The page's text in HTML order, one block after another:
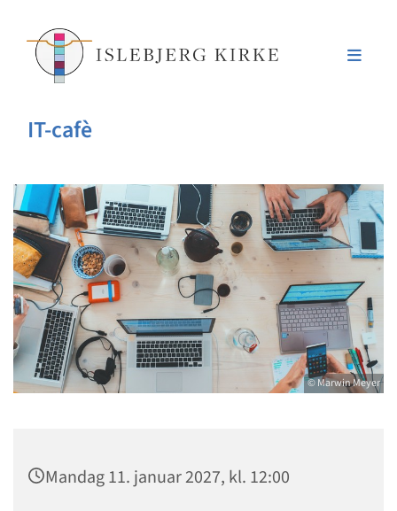
IT-cafè
© Marwin Meyer
Mandag 11. januar 2027, kl. 12:00